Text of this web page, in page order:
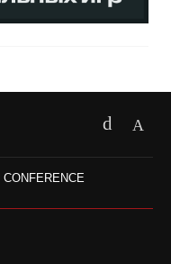
CONFERENCE